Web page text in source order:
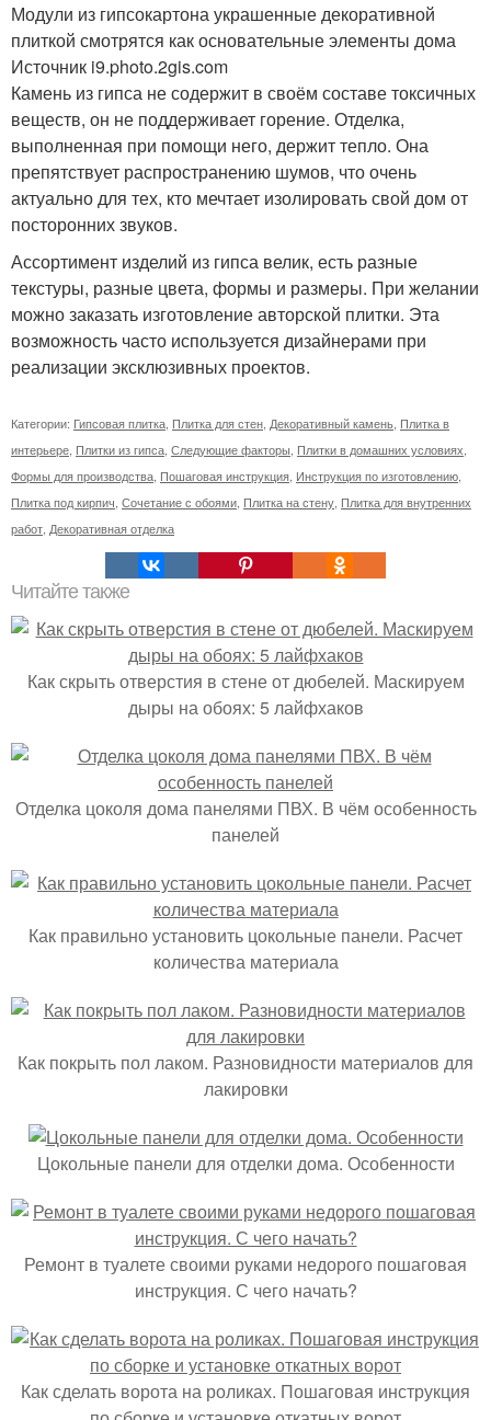
Модули из гипсокартона украшенные декоративной
плиткой смотрятся как основательные элементы дома
Источник i9.photo.2gis.com
Камень из гипса не содержит в своём составе токсичных
веществ, он не поддерживает горение. Отделка,
выполненная при помощи него, держит тепло. Она
препятствует распространению шумов, что очень
актуально для тех, кто мечтает изолировать свой дом от
посторонних звуков.
Ассортимент изделий из гипса велик, есть разные
текстуры, разные цвета, формы и размеры. При желании
можно заказать изготовление авторской плитки. Эта
возможность часто используется дизайнерами при
реализации эксклюзивных проектов.
Категории: Гипсовая плитка Плитка для стен Декоративный камень Плитка в
интерьере Плитки из гипса Следующие факторы Плитки в домашних условиях
Формы для производства Пошаговая инструкция Инструкция по изготовлению
Плитка под кирпич Сочетание с обоями Плитка на стену Плитка для внутренних
работ Декоративная отделка
Читайте также
Как скрыть отверстия в стене от дюбелей. Маскируем
дыры на обоях: 5 лайфхаков
Отделка цоколя дома панелями ПВХ. В чём особенность
панелей
Как правильно установить цокольные панели. Расчет
количества материала
Как покрыть пол лаком. Разновидности материалов для
лакировки
Цокольные панели для отделки дома. Особенности
Ремонт в туалете своими руками недорого пошаговая
инструкция. С чего начать?
Как сделать ворота на роликах. Пошаговая инструкция